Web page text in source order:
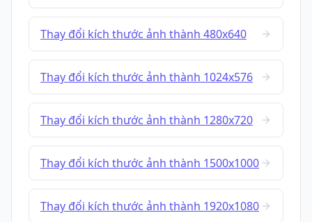
Thay đổi kích thước ảnh thành 480x640
Thay đổi kích thước ảnh thành 1024x576
Thay đổi kích thước ảnh thành 1280x720
Thay đổi kích thước ảnh thành 1500x1000
Thay đổi kích thước ảnh thành 1920x1080